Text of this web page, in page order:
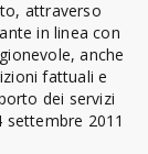
attraverso
in linea con
anche
fattuali e
dei servizi
settembre 2011